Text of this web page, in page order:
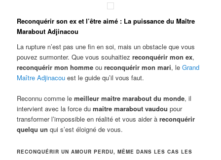
Reconquérir son ex et l’être aimé : La puissance du Maître
Marabout Adjinacou
La rupture n’est pas une fin en soi, mais un obstacle que vous
pouvez surmonter. Que vous souhaitiezreconquérir mon ex,
reconquérir mon homme oureconquérir mon mari, leGrand
Maître Adjinacouest le guide qu’il vous faut.
Reconnu comme lemeilleur maitre marabout du monde, il
intervient avec la force dumaitre marabout vaudou pour
transformer l’impossible en réalité et vous aider àreconquérir
quelqu un qui s’est éloigné de vous.
RECONQUÉRIR UN AMOUR PERDU, MÊME DANS LES CAS LES